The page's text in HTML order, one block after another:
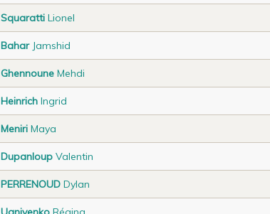
Squaratti Lionel
BaharJamshid
Ghennoune Mehdi
Heinrich Ingrid
Meniri Maya
Dupanloup Valentin
PERRENOUD Dylan